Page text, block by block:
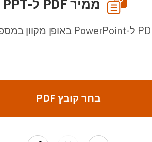
ממיר PDF ל-PPT
בחר קובץ PDF